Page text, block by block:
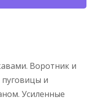
Воротник и
и
Усиленные